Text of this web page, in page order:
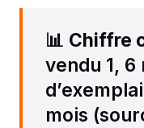
📊 Chiffre
vendu 1, 6
mois